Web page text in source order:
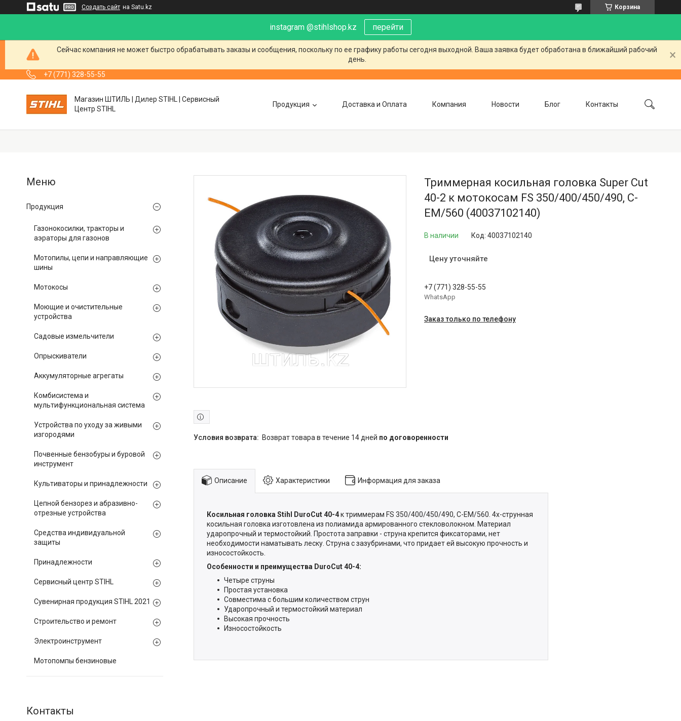
Создать сайт на Satu.kz Корзина
instagram @stihlshop.kz перейти
Сейчас компания не может быстро обрабатывать заказы и сообщения, поскольку по ее графику работы сегодня выходной. Ваша заявка будет обработана в ближайший рабочий
день.
+7 (771) 328-55-55
Магазин ШТИЛЬ | Дилер STIHL | Сервисный
Центр STIHL
Продукция Доставка и Оплата Компания Новости Блог Контакты
Триммерная косильная головка Super Cut
40-2 к мотокосам FS 350/400/450/490, C-
EM/560 (40037102140)
В наличии Код: 40037102140
Цену уточняйте
+7 (771) 328-55-55
WhatsApp
Заказ только по телефону
возврат товара в течение 14 дней по договоренности
Описание Характеристики Информация для заказа
Косильная головка Stihl DuroCut 40-4к триммерам FS 350/400/450/490, C-EM/560. 4х-струнная
косильная головка изготовлена из полиамида армированного стекловолокном. Материал
ударопрочный и термостойкий. Простота заправки - струна крепится фиксаторами, нет
необходимости наматывать леску. Струна с зазубринами, что придает ей высокую прочность и
износостойкость.
Особенности и преимущества DuroCut 40-4:
Четыре струны
Простая установка
Совместима с большим количеством струн
Ударопрочный и термостойкий материал
Высокая прочность
Износостойкость
Продукция
Газонокосилки, тракторы и
аэраторы для газонов
Мотопилы, цепи и направляющие
шины
Мотокосы
Моющие и очистительные
устройства
Садовые измельчители
Опрыскиватели
Аккумуляторные агрегаты
Комбисистема и
мультифункциональная система
Устройства по уходу за живыми
изгородями
Почвенные бензобуры и буровой
инструмент
Культиваторы и принадлежности
Цепной бензорез и абразивно-
отрезные устройства
Средства индивидуальной
защиты
Принадлежности
Сервисный центр STIHL
Сувенирная продукция STIHL 2021
Строительство и ремонт
Электроинструмент
Мотопомпы бензиновые